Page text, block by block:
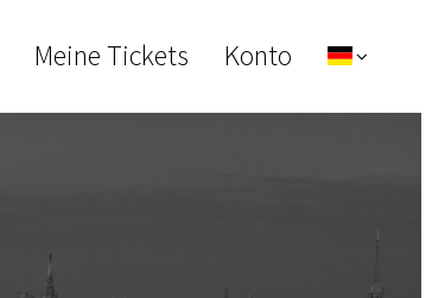
Meine Tickets Konto